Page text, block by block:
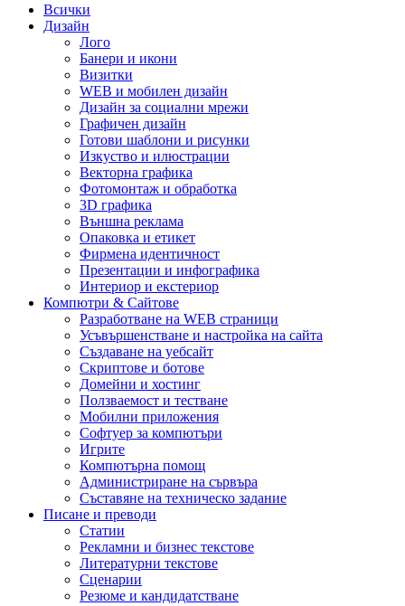
Всички
Дизайн
Лого
Банери и икони
Визитки
WEB и мобилен дизайн
Дизайн за социални мрежи
Графичен дизайн
Готови шаблони и рисунки
Изкуство и илюстрации
Векторна графика
Фотомонтаж и обработка
3D графика
Външна реклама
Опаковка и етикет
Фирмена идентичност
Презентации и инфографика
Интериор и екстериор
Компютри & Сайтове
Разработване на WEB страници
Усъвършенстване и настройка на сайта
Създаване на уебсайт
Скриптове и ботове
Домейни и хостинг
Ползваемост и тестване
Мобилни приложения
Софтуер за компютъри
Игрите
Компютърна помощ
Администриране на сървъра
Съставяне на техническо задание
Писане и преводи
Статии
Рекламни и бизнес текстове
Литературни текстове
Сценарии
Резюме и кандидатстване